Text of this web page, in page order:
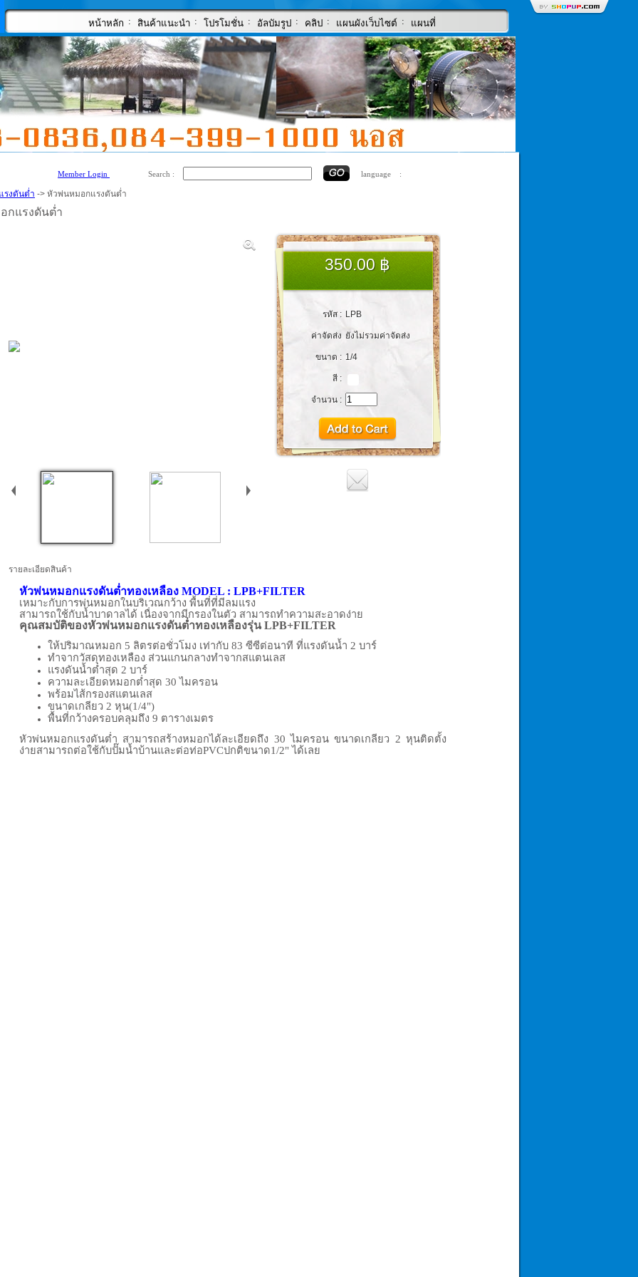
หน้าหลัก : สินค้าแนะนำ : โปรโมชั่น : อัลบัมรูป : คลิป : แผนผังเว็บไซต์ : แผนที่
Member Login Search : language :
รงดันต่ำ -> หัวพ่นหมอกแรงดันต่ำ
กแรงดันต่ำ
350.00 ฿
รหัส : LPB
ค่าจัดส่ง ยังไม่รวมค่าจัดส่ง
ขนาด : 1/4
สี :
จำนวน :
รายละเอียดสินค้า
หัวพ่นหมอกแรงดันต่ำทองเหลือง MODEL : LPB+FILTER
เหมาะกับการพ่นหมอกในบริเวณกว้าง พื้นที่ที่มีลมแรง
สามารถใช้กับน้ำบาดาลได้ เนื่องจากมีกรองในตัว สามารถทำความสะอาดง่าย
คุณสมบัติของหัวพ่นหมอกแรงดันต่ำทองเหลืองรุ่น LPB+FILTER
ให้ปริมาณหมอก 5 ลิตรต่อชั่วโมง เท่ากับ 83 ซีซีต่อนาที ที่แรงดันน้ำ 2 บาร์
ทำจากวัสดุทองเหลือง ส่วนแกนกลางทำจากสแตนเลส
แรงดันน้ำต่ำสุด 2 บาร์
ความละเอียดหมอกต่ำสุด 30 ไมครอน
พร้อมไส้กรองสแตนเลส
ขนาดเกลียว 2 หุน(1/4")
พื้นที่กว้างครอบคลุมถึง 9 ตารางเมตร
หัวพ่นหมอกแรงดันต่ำ สามารถสร้างหมอกได้ละเอียดถึง 30 ไมครอน ขนาดเกลียว 2 หุนติดตั้ง
ง่ายสามารถต่อใช้กับปั๊มน้ำบ้านและต่อท่อPVCปกติขนาด1/2" ได้เลย